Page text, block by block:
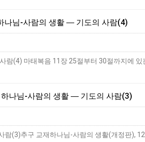
나님-사람의 생활 ― 기도의 사람(4)
나님-사람의 생활 ― 기도의 사람(3)